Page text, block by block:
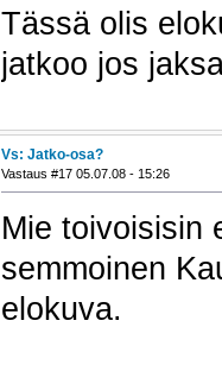
Tässä olis
jatkoo jos
Vs: Jatko-osa?
Vastaus #17 05.07.08 - 15:26
Mie toivoisisin
semmoinen
elokuva.